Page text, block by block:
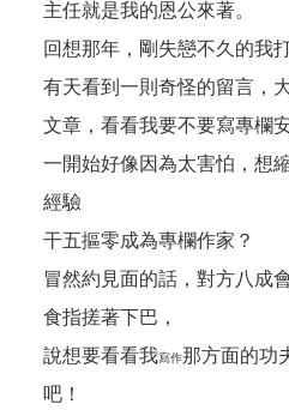
主任就是我的恩公來著。
回想那年，剛失戀不久的我
有天看到一則奇怪的留言，
文章，看看我要不要寫專欄
一開始好像因為太害怕，想
經驗
干五摳零成為專欄作家？
冒然約見面的話，對方八成
食指搓著下巴，
說想要看看我寫作那方面的功
吧！